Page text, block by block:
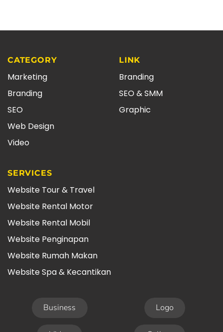
CATEGORY
Marketing
Branding
SEO
Web Design
Video
LINK
Branding
SEO & SMM
Graphic
SERVICES
Website Tour & Travel
Website Rental Motor
Website Rental Mobil
Website Penginapan
Website Rumah Makan
Website Spa & Kecantikan
Business Logo